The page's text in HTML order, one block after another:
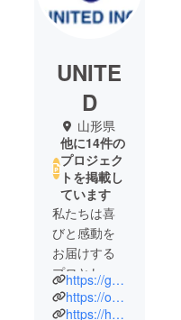
UNITE
D
山形県
他に14件の
プロジェク
トを掲載し
ています
私たちは喜
びと感動を
お届けする
プロとし
て、様々な
事業を営ん
https://graphene-xjapan.com/
https://oros-japan.com/
https://haika.info/